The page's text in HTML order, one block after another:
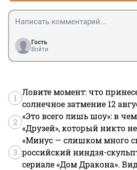
Гость
Войти
1
Ловите момент: что
солнечное затмение 12
2
«Это всего лишь шоу»: в
«Друзей», который никто
3
«Минус — слишком много
российский ниндзя-
сериале «Дом Дракона».